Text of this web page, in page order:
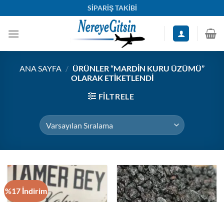
atla
SİPARİŞ TAKİBİ
ANA SAYFA / ÜRÜNLER “MARDIN KURU ÜZÜMÜ”
OLARAK ETIKETLENDI
FILTRELE
%17 İndirim